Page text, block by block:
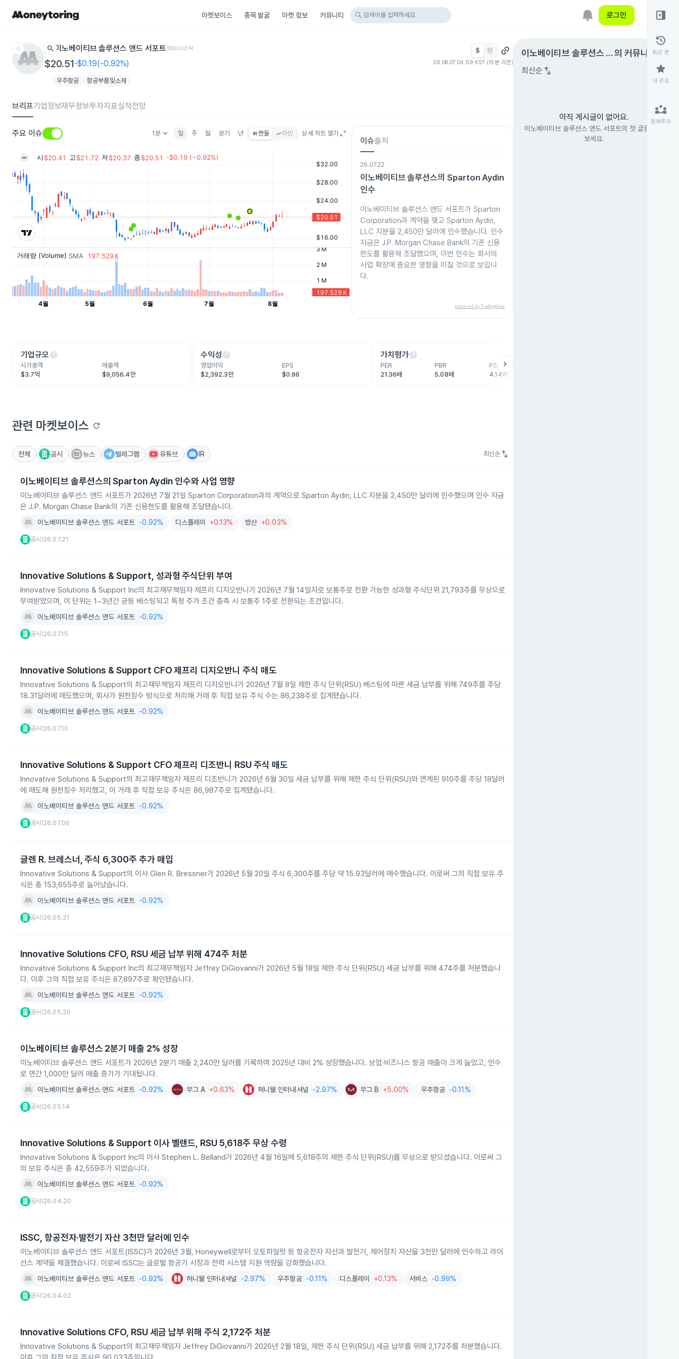
마켓보이스 종목 발굴 마켓 정보 커뮤니티 search 검색어를 입력하세요 로그인
star search 이노베이티브 솔루션스 앤드 서포트ISSC나스닥
$20.51-$0.19(-0.92%)
$ 원
26.08.07 04:59 KST (15분 지연)
우주항공 항공부품및소재
브리프기업정보재무정보투자지표실적전망
주요 이슈 1분keyboard_arrow_down 일 주 월 분기 년 캔들 라인 상세 차트 열기
이슈출처
26.07.22
이노베이티브 솔루션스의 Sparton Aydin
인수
이노베이티브 솔루션스 앤드 서포트가 Sparton
Corporation과 계약을 맺고 Sparton Aydin,
LLC 지분을 2,450만 달러에 인수했습니다. 인수
자금은 J.P. Morgan Chase Bank의 기존 신용
한도를 활용해 조달했으며, 이번 인수는 회사의
사업 확장에 중요한 영향을 미칠 것으로 보입니
다.
powered by TradingView
기업규모help
시가총액
$3.7억
매출액
$9,056.4만
수익성help
영업이익
$2,392.3만
EPS
$0.96
가치평가help
PER
21.36배
PBR
5.08배
PSR
4.14배
chevron_right
관련 마켓보이스 refresh
전체 공시 뉴스 텔레그램 유튜브 IR 최신순 swap_vert
이노베이티브 솔루션스의 Sparton Aydin 인수와 사업 영향
이노베이티브 솔루션스 앤드 서포트가 2026년 7월 21일 Sparton Corporation과의 계약으로 Sparton Aydin, LLC 지분을 2,450만 달러에 인수했으며 인수 자금
은 J.P. Morgan Chase Bank의 기존 신용한도를 활용해 조달됐습니다.
이노베이티브 솔루션스 앤드 서포트 -0.92% 디스플레이 +0.13% 방산 +0.03%
공시 26.07.21
Innovative Solutions & Support, 성과형 주식단위 부여
Innovative Solutions & Support Inc의 최고재무책임자 제프리 디지오반니가 2026년 7월 14일자로 보통주로 전환 가능한 성과형 주식단위 21,793주를 무상으로
부여받았으며, 이 단위는 1~3년간 균등 베스팅되고 특정 주가 조건 충족 시 보통주 1주로 전환되는 조건입니다.
이노베이티브 솔루션스 앤드 서포트 -0.92%
공시 26.07.15
Innovative Solutions & Support CFO 제프리 디지오반니 주식 매도
Innovative Solutions & Support의 최고재무책임자 제프리 디지오반니가 2026년 7월 8일 제한 주식 단위(RSU) 베스팅에 따른 세금 납부를 위해 749주를 주당
18.31달러에 매도했으며, 회사가 원천징수 방식으로 처리해 거래 후 직접 보유 주식 수는 86,238주로 집계됐습니다.
이노베이티브 솔루션스 앤드 서포트 -0.92%
공시 26.07.10
Innovative Solutions & Support CFO 제프리 디조반니 RSU 주식 매도
Innovative Solutions & Support의 최고재무책임자 제프리 디조반니가 2026년 6월 30일 세금 납부를 위해 제한 주식 단위(RSU)와 연계된 910주를 주당 18달러
에 매도해 원천징수 처리했고, 이 거래 후 직접 보유 주식은 86,987주로 집계됐습니다.
이노베이티브 솔루션스 앤드 서포트 -0.92%
공시 26.07.06
글렌 R. 브레스너, 주식 6,300주 추가 매입
Innovative Solutions & Support의 이사 Glen R. Bressner가 2026년 5월 20일 주식 6,300주를 주당 약 15.93달러에 매수했습니다. 이로써 그의 직접 보유 주
식은 총 153,655주로 늘어났습니다.
이노베이티브 솔루션스 앤드 서포트 -0.92%
공시 26.05.21
Innovative Solutions CFO, RSU 세금 납부 위해 474주 처분
Innovative Solutions & Support Inc의 최고재무책임자 Jeffrey DiGiovanni가 2026년 5월 18일 제한 주식 단위(RSU) 세금 납부를 위해 474주를 처분했습니
다. 이후 그의 직접 보유 주식은 87,897주로 확인됐습니다.
이노베이티브 솔루션스 앤드 서포트 -0.92%
공시 26.05.20
이노베이티브 솔루션스 2분기 매출 2% 성장
이노베이티브 솔루션스 앤드 서포트가 2026년 2분기 매출 2,240만 달러를 기록하며 2025년 대비 2% 성장했습니다. 상업·비즈니스 항공 매출이 크게 늘었고, 인수
로 연간 1,000만 달러 매출 증가가 기대됩니다.
이노베이티브 솔루션스 앤드 서포트 -0.92% 무그 A +0.63% 허니웰 인터내셔널 -2.97% 무그 B +5.00% 우주항공 -0.11%
공시 26.05.14
Innovative Solutions & Support 이사 벨랜드, RSU 5,618주 무상 수령
Innovative Solutions & Support Inc의 이사 Stephen L. Belland가 2026년 4월 16일에 5,618주의 제한 주식 단위(RSU)를 무상으로 받으셨습니다. 이로써 그
의 보유 주식은 총 42,559주가 되었습니다.
이노베이티브 솔루션스 앤드 서포트 -0.92%
공시 26.04.20
ISSC, 항공전자·발전기 자산 3천만 달러에 인수
이노베이티브 솔루션스 앤드 서포트(ISSC)가 2026년 3월, Honeywell로부터 오토파일럿 등 항공전자 자산과 발전기, 제어장치 자산을 3천만 달러에 인수하고 라이
선스 계약을 체결했습니다. 이로써 ISSC는 글로벌 항공기 시장과 전력 시스템 지원 역량을 강화했습니다.
이노베이티브 솔루션스 앤드 서포트 -0.92% 허니웰 인터내셔널 -2.97% 우주항공 -0.11% 디스플레이 +0.13% 서비스 -0.99%
공시 26.04.02
Innovative Solutions CFO, RSU 세금 납부 위해 주식 2,172주 처분
Innovative Solutions & Support의 최고재무책임자 Jeffrey DiGiovanni가 2026년 2월 18일, 제한 주식 단위(RSU) 세금 납부를 위해 2,172주를 처분했습니다.
이노베이티브 솔루션스 앤
드 서포트
의 커뮤니티expand_circle_right
최신순 swap_vert
아직 게시글이 없어요.
이노베이티브 솔루션스 앤드 서포트의 첫 글을 남겨
보세요.
right_panel_open
history
최근 본
star
내 관심
partner_exchange
함께투자